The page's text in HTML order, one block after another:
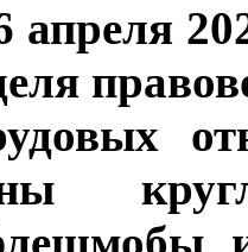
апреля